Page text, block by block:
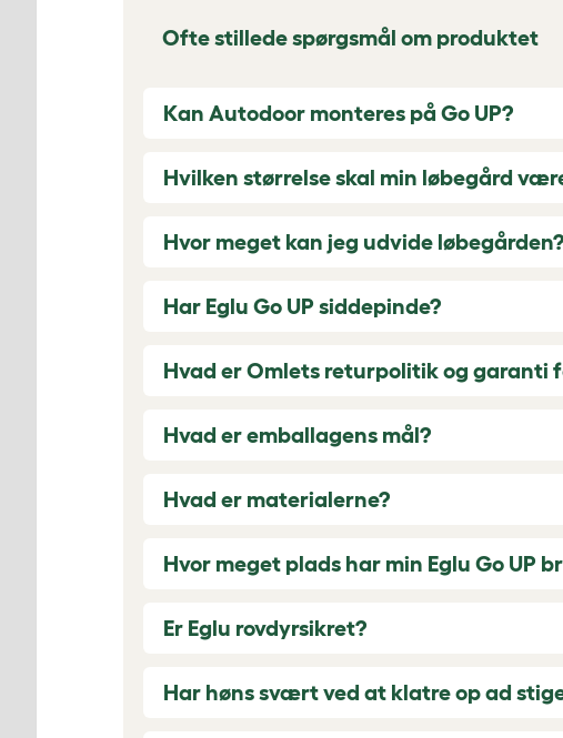
Ofte stillede spørgsmål om produktet
Kan Autodoor monteres på Go UP?
Hvilken størrelse skal min løbegård
Hvor meget kan jeg udvide løbegården?
Har Eglu Go UP siddepinde?
Hvad er Omlets returpolitik og garanti
Hvad er emballagens mål?
Hvad er materialerne?
Hvor meget plads har min Eglu Go UP
Er Eglu rovdyrsikret?
Har høns svært ved at klatre op ad